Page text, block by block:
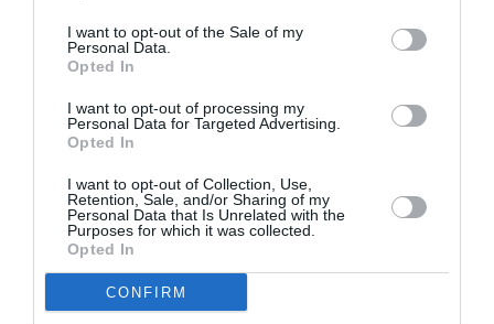
I want to opt-out of the Sale of my
Personal Data.
Opted In
I want to opt-out of processing my
Personal Data for Targeted Advertising.
Opted In
I want to opt-out of Collection, Use,
Retention, Sale, and/or Sharing of my
Personal Data that Is Unrelated with the
Purposes for which it was collected.
Opted In
CONFIRM
©Embraer
Vous avez apprécié l’article ?
Soutenez-nous, faites un don !